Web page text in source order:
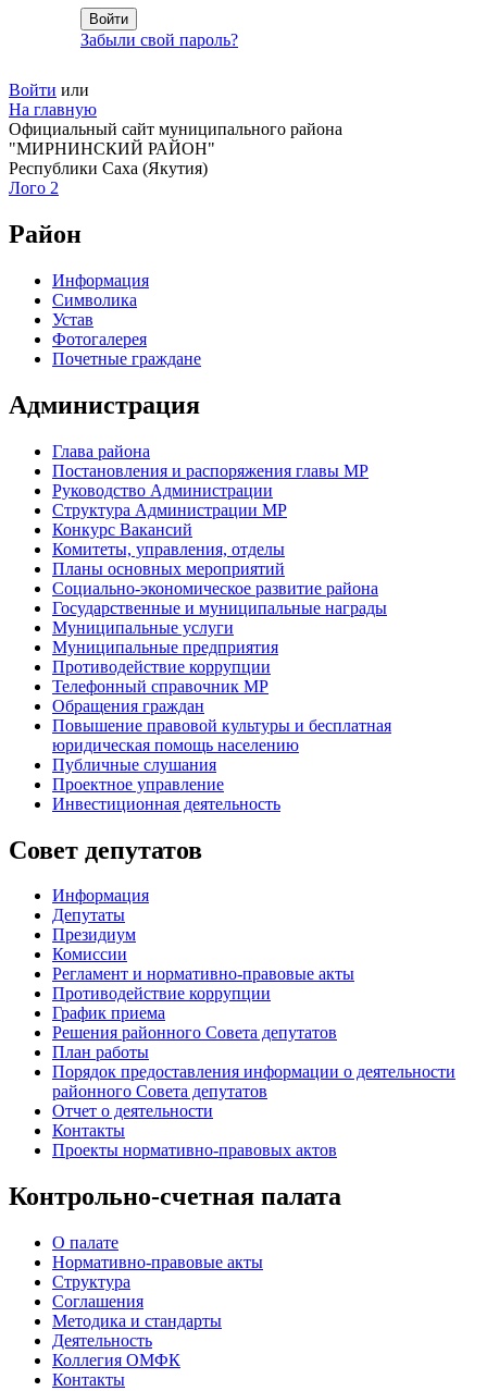
Забыли свой пароль?
Войти или
На главную
Официальный сайт муниципального района
"МИРНИНСКИЙ РАЙОН"
Республики Саха (Якутия)
Лого 2
Район
Информация
Символика
Устав
Фотогалерея
Почетные граждане
Администрация
Глава района
Постановления и распоряжения главы МР
Руководство Администрации
Структура Администрации МР
Конкурс Вакансий
Комитеты, управления, отделы
Планы основных мероприятий
Социально-экономическое развитие района
Государственные и муниципальные награды
Муниципальные услуги
Муниципальные предприятия
Противодействие коррупции
Телефонный справочник МР
Обращения граждан
Повышение правовой культуры и бесплатная
юридическая помощь населению
Публичные слушания
Проектное управление
Инвестиционная деятельность
Совет депутатов
Информация
Депутаты
Президиум
Комиссии
Регламент и нормативно-правовые акты
Противодействие коррупции
График приема
Решения районного Совета депутатов
План работы
Порядок предоставления информации о деятельности
районного Совета депутатов
Отчет о деятельности
Контакты
Проекты нормативно-правовых актов
Контрольно-счетная палата
О палате
Нормативно-правовые акты
Структура
Соглашения
Методика и стандарты
Деятельность
Коллегия ОМФК
Контакты